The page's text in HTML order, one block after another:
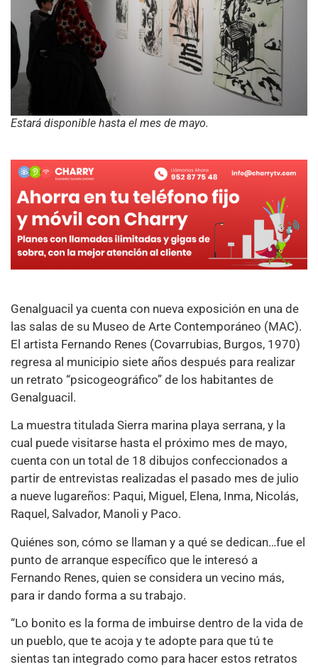
Estará disponible hasta el mes de mayo.
Genalguacil ya cuenta con nueva exposición en una de
las salas de su Museo de Arte Contemporáneo (MAC).
El artista Fernando Renes (Covarrubias, Burgos, 1970)
regresa al municipio siete años después para realizar
un retrato “psicogeográfico” de los habitantes de
Genalguacil.
La muestra titulada Sierra marina playa serrana, y la
cual puede visitarse hasta el próximo mes de mayo,
cuenta con un total de 18 dibujos confeccionados a
partir de entrevistas realizadas el pasado mes de julio
a nueve lugareños: Paqui, Miguel, Elena, Inma, Nicolás,
Raquel, Salvador, Manoli y Paco.
Quiénes son, cómo se llaman y a qué se dedican…fue el
punto de arranque específico que le interesó a
Fernando Renes, quien se considera un vecino más,
para ir dando forma a su trabajo.
“Lo bonito es la forma de imbuirse dentro de la vida de
un pueblo, que te acoja y te adopte para que tú te
sientas tan integrado como para hacer estos retratos